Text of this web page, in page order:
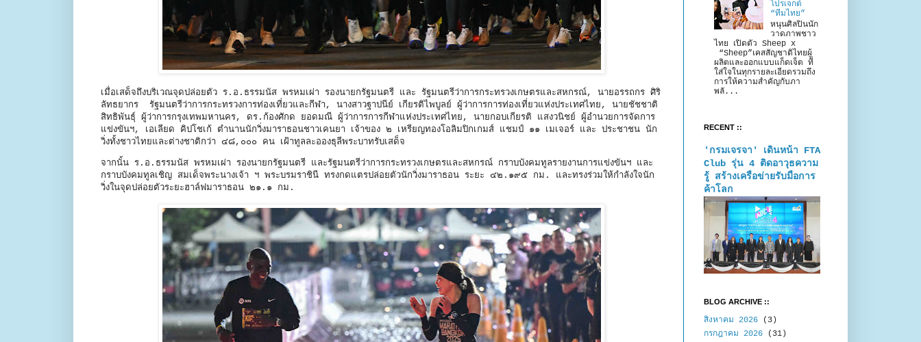
เมื่อเสด็จถึงบริเวณจุดปล่อยตัว ร.อ.ธรรมนัส พรหมเผ่า รองนายกรัฐมนตรี และ รัฐมนตรีว่าการกระทรวงเกษตรและสหกรณ์, นายอรรถกร ศิริ
ลัทธยากร รัฐมนตรีว่าการกระทรวงการท่องเที่ยวและกีฬา, นางสาวฐาปนีย์ เกียรติไพบูลย์ ผู้ว่าการการท่องเที่ยวแห่งประเทศไทย, นายชัชชาติ
สิทธิพันธุ์ ผู้ว่าการกรุงเทพมหานคร, ดร.ก้องศักด ยอดมณี ผู้ว่าการการกีฬาแห่งประเทศไทย, นายกอบเกียรติ แสงวนิชย์ ผู้อำนวยการจัดการ
แข่งขันฯ, เอเลียด คิปโชเก้ ตำนานนักวิ่งมาราธอนชาวเคนยา เจ้าของ ๒ เหรียญทองโอลิมปิกเกมส์ แชมป์ ๑๑ เมเจอร์ และ ประชาชน นัก
วิ่งทั้งชาวไทยและต่างชาติกว่า ๔๘,๐๐๐ คน เฝ้าทูลละอองธุลีพระบาทรับเสด็จ
จากนั้น ร.อ.ธรรมนัส พรหมเผ่า รองนายกรัฐมนตรี และรัฐมนตรีว่าการกระทรวงเกษตรและสหกรณ์ กราบบังคมทูลรายงานการแข่งขันฯ และ
กราบบังคมทูลเชิญ สมเด็จพระนางเจ้า ฯ พระบรมราชินี ทรงกดแตรปล่อยตัวนักวิ่งมาราธอน ระยะ ๔๒.๑๙๕ กม. และทรงร่วมให้กำลังใจนัก
วิ่งในจุดปล่อยตัวระยะฮาล์ฟมาราธอน ๒๑.๑ กม.
โปรเจกต์
“ทีมไทย”
หนุนศิลปินนัก
วาดภาพชาว
ไทย เปิดตัว Sheep x
“Sheep”เคสสัญชาติไทยผู้
ผลิตและออกแบบแก็ดเจ็ต ที่
ใส่ใจในทุกรายละเอียดรวมถึง
การให้ความสำคัญกับภา
พลั...
RECENT ::
'กรมเจรจา' เดินหน้า FTA
Club รุ่น 4 ติดอาวุธความ
รู้ สร้างเครือข่ายรับมือการ
ค้าโลก
BLOG ARCHIVE ::
สิงหาคม 2026 (3)
กรกฎาคม 2026 (31)